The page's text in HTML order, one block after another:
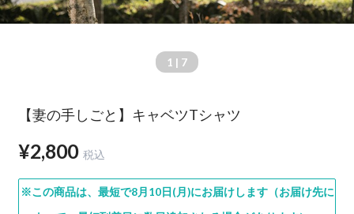
1 | 7
【妻の手しごと】キャベツTシャツ
¥2,800 税込
※この商品は、最短で8月10日(月)にお届けします（お届け先に